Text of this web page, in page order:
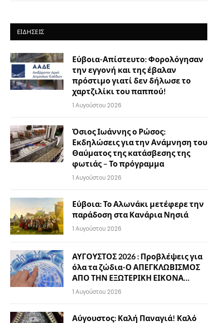
ΕΙΔΉΣΕΙΣ
Εύβοια-Απίστευτο: Φορολόγησαν
την εγγονή και της έβαλαν
πρόστιμο γιατί δεν δήλωσε το
χαρτζιλίκι του παππού!
1 Αυγούστου 2026
Όσιος Ιωάννης ο Ρώσος:
Εκδηλώσεις για την Ανάμνηση του
Θαύματος της κατάσβεσης της
φωτιάς – Το πρόγραμμα
1 Αυγούστου 2026
Εύβοια: Το Αλωνάκι μετέφερε την
παράδοση στα Κανάρια Νησιά
1 Αυγούστου 2026
ΑΥΓΟΥΣΤΟΣ 2026 : Προβλέψεις για
όλα τα ζώδια-Ο ΑΠΕΓΚΛΩΒΙΣΜΟΣ
ΑΠΟ ΤΗΝ ΕΞΩΤΕΡΙΚΗ ΕΙΚΟΝΑ…
1 Αυγούστου 2026
Αύγουστος: Καλή Παναγιά! Καλό